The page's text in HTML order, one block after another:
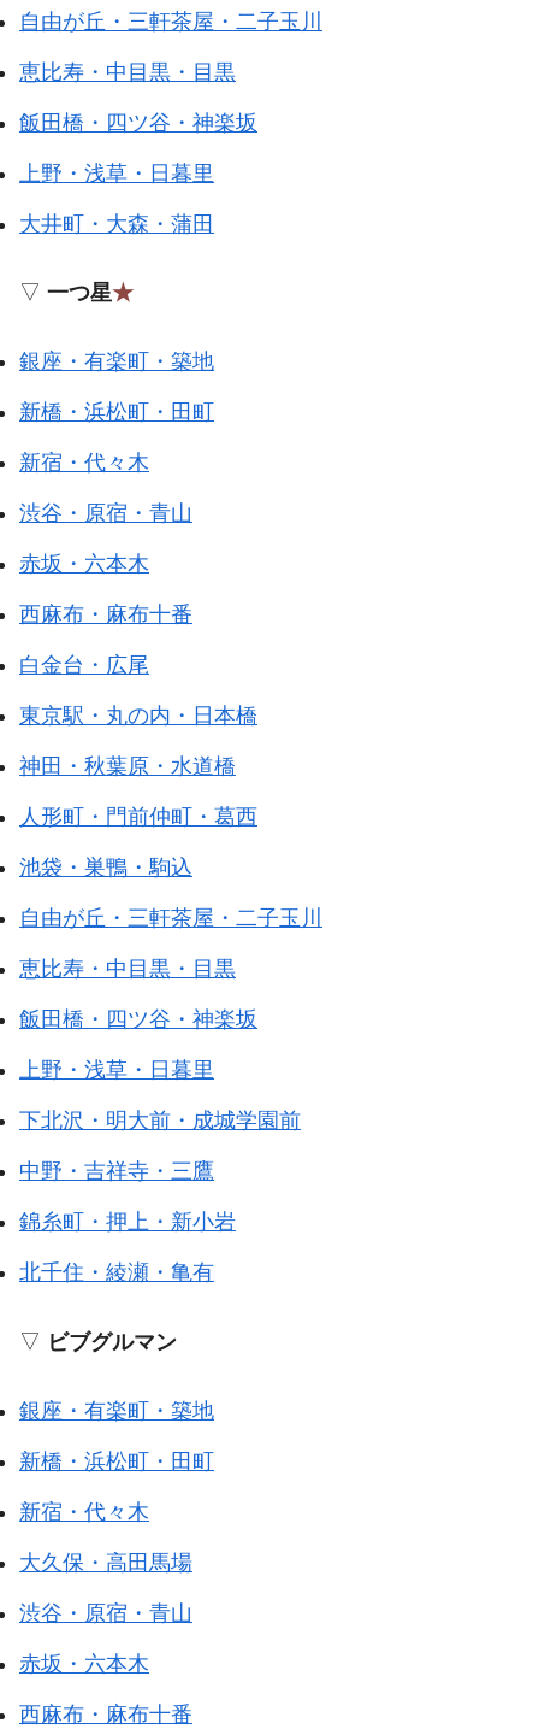
自由が丘・三軒茶屋・二子玉川
恵比寿・中目黒・目黒
飯田橋・四ツ谷・神楽坂
上野・浅草・日暮里
大井町・大森・蒲田
▽ 一つ星★
銀座・有楽町・築地
新橋・浜松町・田町
新宿・代々木
渋谷・原宿・青山
赤坂・六本木
西麻布・麻布十番
白金台・広尾
東京駅・丸の内・日本橋
神田・秋葉原・水道橋
人形町・門前仲町・葛西
池袋・巣鴨・駒込
自由が丘・三軒茶屋・二子玉川
恵比寿・中目黒・目黒
飯田橋・四ツ谷・神楽坂
上野・浅草・日暮里
下北沢・明大前・成城学園前
中野・吉祥寺・三鷹
錦糸町・押上・新小岩
北千住・綾瀬・亀有
▽ ビブグルマン
銀座・有楽町・築地
新橋・浜松町・田町
新宿・代々木
大久保・高田馬場
渋谷・原宿・青山
赤坂・六本木
西麻布・麻布十番